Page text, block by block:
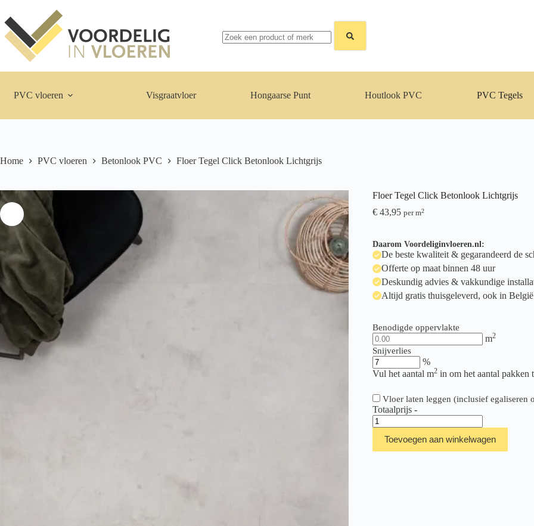
naar
de
inhoud
resultaten
PVC vloeren Visgraatvloer Hongaarse Punt Houtlook PVC PVC Tegels
Home PVC vloeren Betonlook PVC Floer Tegel Click Betonlook Lichtgrijs
Floer Tegel Click Betonlook Lichtgrijs
€43,95 per m2
Daarom Voordeliginvloeren.nl:
De beste kwaliteit & gegarandeerd de
Offerte op maat binnen 48 uur
Deskundig advies & vakkundige
Altijd gratis thuisgeleverd, ook in België
Benodigde oppervlakte
m2
Snijverlies
%
Vul het aantal m2in om het aantal pakken
Vloer laten leggen (inclusief egaliseren
Totaalprijs -
Floer
Tegel
Click
Betonlook
Toevoegen aan winkelwagen